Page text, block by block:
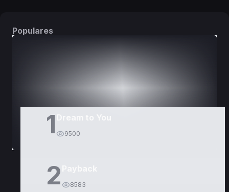
Populares
1 9500
2 8583